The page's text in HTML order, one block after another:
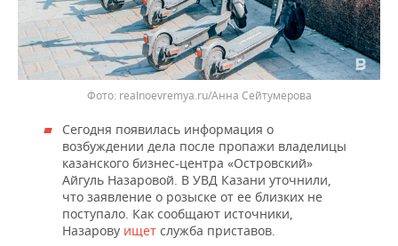
realnoevremya.ru/Анна Сейтумерова
Сегодня появилась информация о
возбуждении дела после пропажи владелицы
казанского бизнес-центра «Островский»
Айгуль Назаровой. В УВД Казани уточнили,
что заявление о розыске от ее близких не
поступало. Как сообщают источники,
Назарову ищет служба приставов.